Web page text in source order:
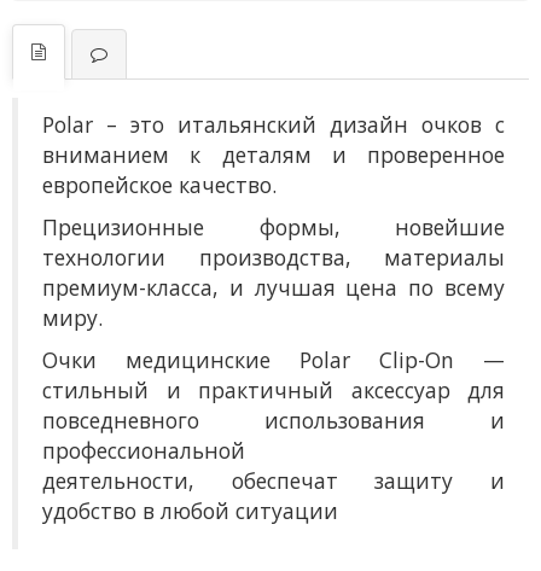
Polar – это итальянский дизайн очков с
вниманием к деталям и проверенное
европейское качество.
Прецизионные формы, новейшие
технологии производства, материалы
премиум-класса, и лучшая цена по всему
миру.
Очки медицинские Polar Clip-On —
стильный и практичный аксессуар для
повседневного использования и
профессиональной
деятельности, обеспечат защиту и
удобство в любой ситуации